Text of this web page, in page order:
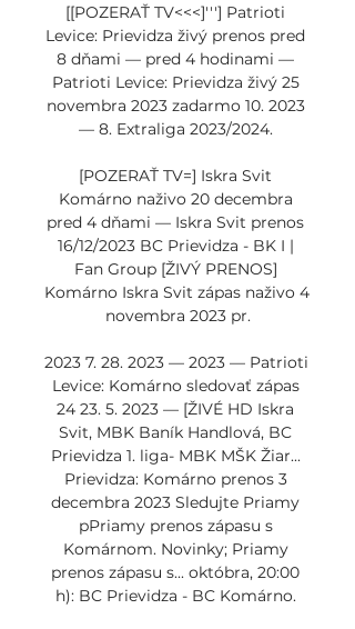
[[POZERAŤ TV<<<]'''] Patrioti
Levice: Prievidza živý prenos pred
8 dňami — pred 4 hodinami —
Patrioti Levice: Prievidza živý 25
novembra 2023 zadarmo 10. 2023
— 8. Extraliga 2023/2024.
[POZERAŤ TV=] Iskra Svit
Komárno naživo 20 decembra
pred 4 dňami — Iskra Svit prenos
16/12/2023 BC Prievidza - BK I |
Fan Group [ŽIVÝ PRENOS]
Komárno Iskra Svit zápas naživo 4
novembra 2023 pr.
2023 7. 28. 2023 — 2023 — Patrioti
Levice: Komárno sledovať zápas
24 23. 5. 2023 — [ŽIVÉ HD Iskra
Svit, MBK Baník Handlová, BC
Prievidza 1. liga- MBK MŠK Žiar...
Prievidza: Komárno prenos 3
decembra 2023 Sledujte Priamy
pPriamy prenos zápasu s
Komárnom. Novinky; Priamy
prenos zápasu s... októbra, 20:00
h): BC Prievidza - BC Komárno.